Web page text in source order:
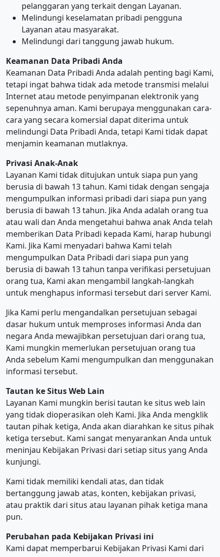
pelanggaran yang terkait dengan Layanan.
Melindungi keselamatan pribadi pengguna
Layanan atau masyarakat.
Melindungi dari tanggung jawab hukum.
Keamanan Data Pribadi Anda
Keamanan Data Pribadi Anda adalah penting bagi Kami,
tetapi ingat bahwa tidak ada metode transmisi melalui
Internet atau metode penyimpanan elektronik yang
sepenuhnya aman. Kami berupaya menggunakan cara-
cara yang secara komersial dapat diterima untuk
melindungi Data Pribadi Anda, tetapi Kami tidak dapat
menjamin keamanan mutlaknya.
Privasi Anak-Anak
Layanan Kami tidak ditujukan untuk siapa pun yang
berusia di bawah 13 tahun. Kami tidak dengan sengaja
mengumpulkan informasi pribadi dari siapa pun yang
berusia di bawah 13 tahun. Jika Anda adalah orang tua
atau wali dan Anda mengetahui bahwa anak Anda telah
memberikan Data Pribadi kepada Kami, harap hubungi
Kami. Jika Kami menyadari bahwa Kami telah
mengumpulkan Data Pribadi dari siapa pun yang
berusia di bawah 13 tahun tanpa verifikasi persetujuan
orang tua, Kami akan mengambil langkah-langkah
untuk menghapus informasi tersebut dari server Kami.
Jika Kami perlu mengandalkan persetujuan sebagai
dasar hukum untuk memproses informasi Anda dan
negara Anda mewajibkan persetujuan dari orang tua,
Kami mungkin memerlukan persetujuan orang tua
Anda sebelum Kami mengumpulkan dan menggunakan
informasi tersebut.
Tautan ke Situs Web Lain
Layanan Kami mungkin berisi tautan ke situs web lain
yang tidak dioperasikan oleh Kami. Jika Anda mengklik
tautan pihak ketiga, Anda akan diarahkan ke situs pihak
ketiga tersebut. Kami sangat menyarankan Anda untuk
meninjau Kebijakan Privasi dari setiap situs yang Anda
kunjungi.
Kami tidak memiliki kendali atas, dan tidak
bertanggung jawab atas, konten, kebijakan privasi,
atau praktik dari situs atau layanan pihak ketiga mana
pun.
Perubahan pada Kebijakan Privasi ini
Kami dapat memperbarui Kebijakan Privasi Kami dari